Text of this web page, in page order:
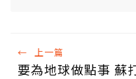
← 上一篇
要為地球做點事 蘇